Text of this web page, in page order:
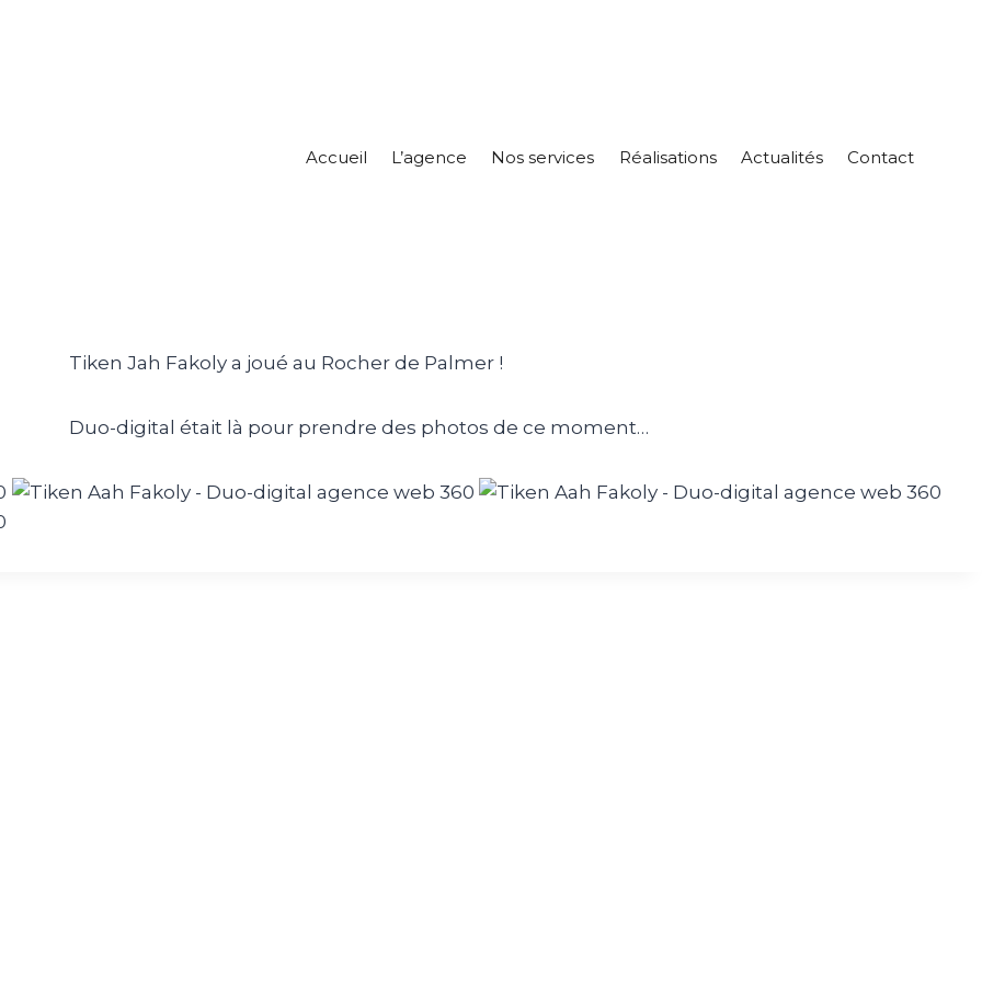
Accueil L’agence Nos services Réalisations Actualités Contact
Tiken Jah Fakoly a joué au Rocher de Palmer !
Duo-digital était là pour prendre des photos de ce moment…